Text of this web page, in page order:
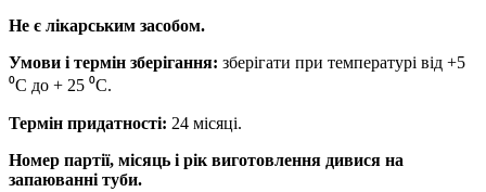
Не є лікарським засобом.
Умови і термін зберігання: зберігати при температурі від +5
⁰С до + 25 ⁰С.
Термін придатності: 24 місяці.
Номер партії, місяць і рік виготовлення дивися на
запаюванні туби.